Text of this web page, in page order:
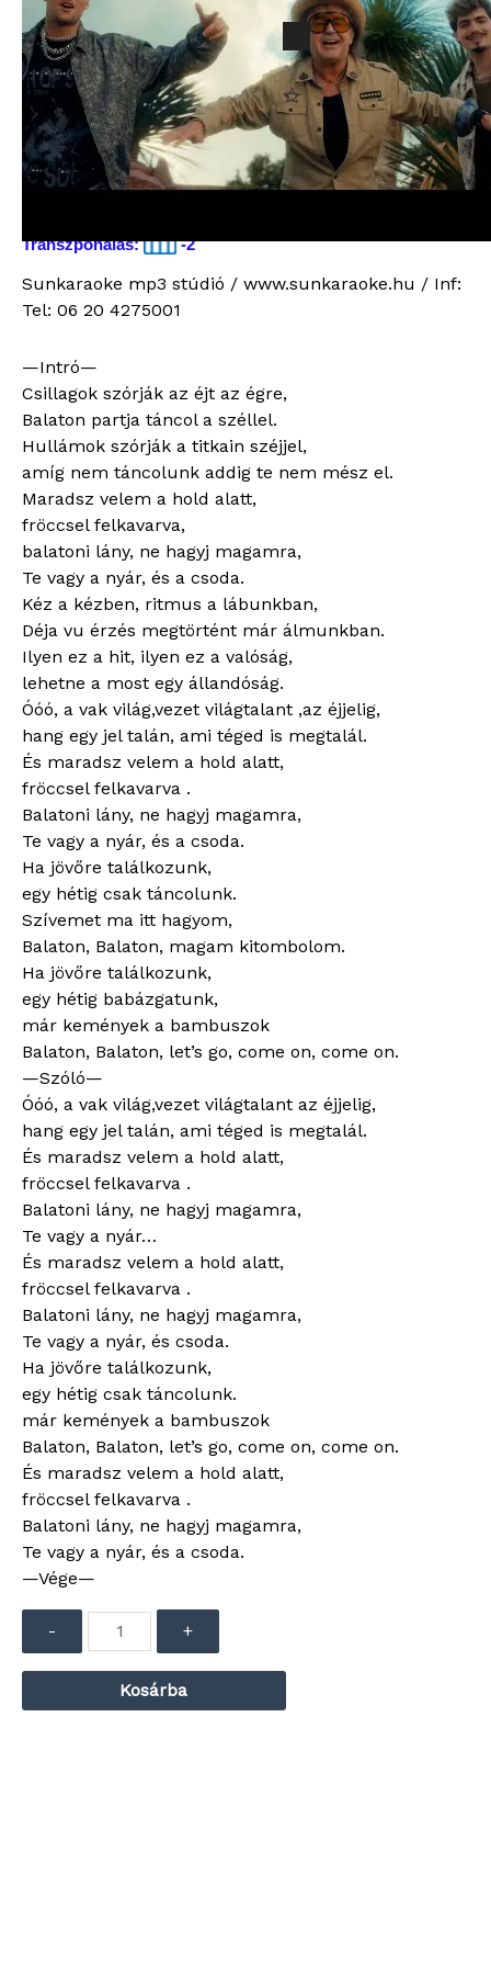
Balatoni Nyár 2025. New (PB
Edition)
2500Ft
Bitsűrűség: 320kb/s
Hossz: 03:31
Vokált tartalmaz: Nem
Transzponálás: -2
Sunkaraoke mp3 stúdió / www.sunkaraoke.hu / Inf:
Tel: 06 20 4275001
—Intró—
Csillagok szórják az éjt az égre,
Balaton partja táncol a széllel.
Hullámok szórják a titkain széjjel,
amíg nem táncolunk addig te nem mész el.
Maradsz velem a hold alatt,
fröccsel felkavarva,
balatoni lány, ne hagyj magamra,
Te vagy a nyár, és a csoda.
Kéz a kézben, ritmus a lábunkban,
Déja vu érzés megtörtént már álmunkban.
Ilyen ez a hit, ilyen ez a valóság,
lehetne a most egy állandóság.
Óóó, a vak világ,vezet világtalant ,az éjjelig,
hang egy jel talán, ami téged is megtalál.
És maradsz velem a hold alatt,
fröccsel felkavarva .
Balatoni lány, ne hagyj magamra,
Te vagy a nyár, és a csoda.
Ha jövőre találkozunk,
egy hétig csak táncolunk.
Szívemet ma itt hagyom,
Balaton, Balaton, magam kitombolom.
Ha jövőre találkozunk,
egy hétig babázgatunk,
már kemények a bambuszok
Balaton, Balaton, let’s go, come on, come on.
—Szóló—
Óóó, a vak világ,vezet világtalant az éjjelig,
hang egy jel talán, ami téged is megtalál.
És maradsz velem a hold alatt,
fröccsel felkavarva .
Balatoni lány, ne hagyj magamra,
Te vagy a nyár…
És maradsz velem a hold alatt,
fröccsel felkavarva .
Balatoni lány, ne hagyj magamra,
Te vagy a nyár, és csoda.
Ha jövőre találkozunk,
egy hétig csak táncolunk.
már kemények a bambuszok
Balaton, Balaton, let’s go, come on, come on.
És maradsz velem a hold alatt,
fröccsel felkavarva .
Balatoni lány, ne hagyj magamra,
Te vagy a nyár, és a csoda.
—Vége—
lejátszó
-
2025.
New
(PB
Edition)
quantity
+
Kosárba